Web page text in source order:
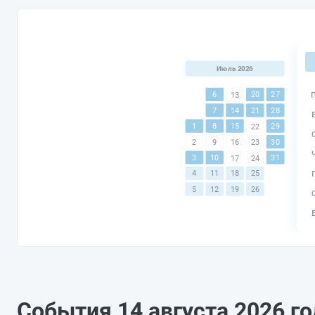
Июль 2026
1
2
3
4
5
6
7
8
9
10
11
12
13
14
15
16
17
18
19
20
21
22
23
24
25
26
27
28
29
30
31